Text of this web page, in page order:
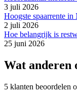
3 juli 2026
Hoogste spaarrente
2 juli 2026
Hoe belangrijk is
25 juni 2026
Wat anderen
5 klanten beoordelen